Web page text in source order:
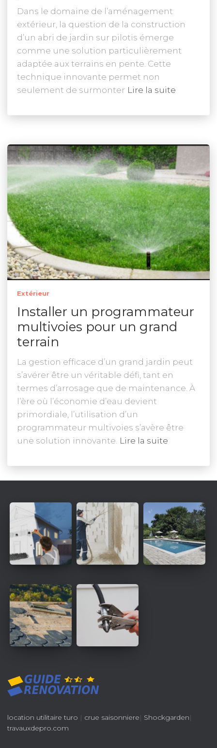
Dans le domaine de l’aménagement
extérieur, la question de la construction
d’un abri de jardin sur pilotis émerge
comme une solution particulièrement
adaptée aux terrains en pente. Cette
technique innovante permet non
seulement de surmonter Lire la suite
Extérieur
Installer un programmateur
multivoies pour un grand
terrain
La gestion efficace d’un grand jardin peut
s’avérer être un véritable défi, tant en
termes d’arrosage que de maintenance. À
l’ère où l’économie d’eau devient
primordiale, l’utilisation d’un
programmateur multivoies s’avère être
une solution innovante. Lire la suite
location utilitaire turo | crue saisonniere| Shockgarden|
travauxdepro.com